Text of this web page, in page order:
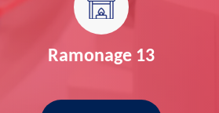
Ramonage 13